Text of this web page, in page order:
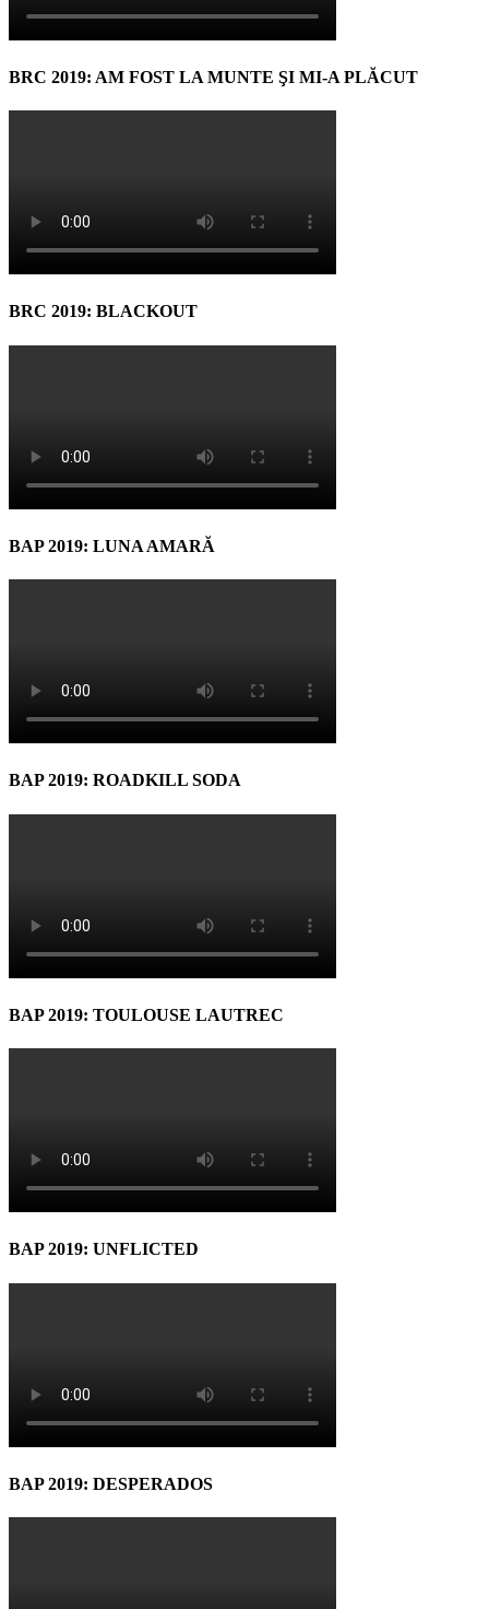
BRC 2019: AM FOST LA MUNTE ŞI MI-A PLĂCUT
BRC 2019: BLACKOUT
BAP 2019: LUNA AMARĂ
BAP 2019: ROADKILL SODA
BAP 2019: TOULOUSE LAUTREC
BAP 2019: UNFLICTED
BAP 2019: DESPERADOS